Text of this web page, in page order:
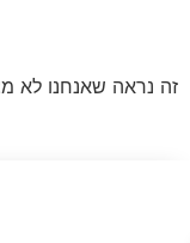
שאנחנו לא